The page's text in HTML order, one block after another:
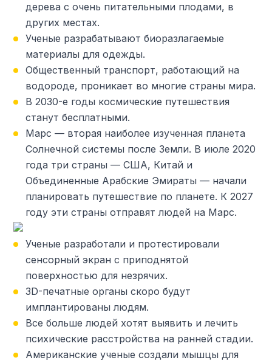
дерева с очень питательными плодами, в
других местах.
Ученые разрабатывают биоразлагаемые
материалы для одежды.
Общественный транспорт, работающий на
водороде, проникает во многие страны мира.
В 2030-е годы космические путешествия
станут бесплатными.
Марс — вторая наиболее изученная планета
Солнечной системы после Земли. В июле 2020
года три страны — США, Китай и
Объединенные Арабские Эмираты — начали
планировать путешествие по планете. К 2027
году эти страны отправят людей на Марс.
Ученые разработали и протестировали
сенсорный экран с приподнятой
поверхностью для незрячих.
3D-печатные органы скоро будут
имплантированы людям.
Все больше людей хотят выявить и лечить
психические расстройства на ранней стадии.
Американские ученые создали мышцы для